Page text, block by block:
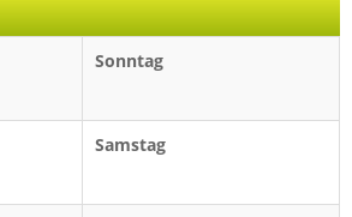
Sonntag
Samstag